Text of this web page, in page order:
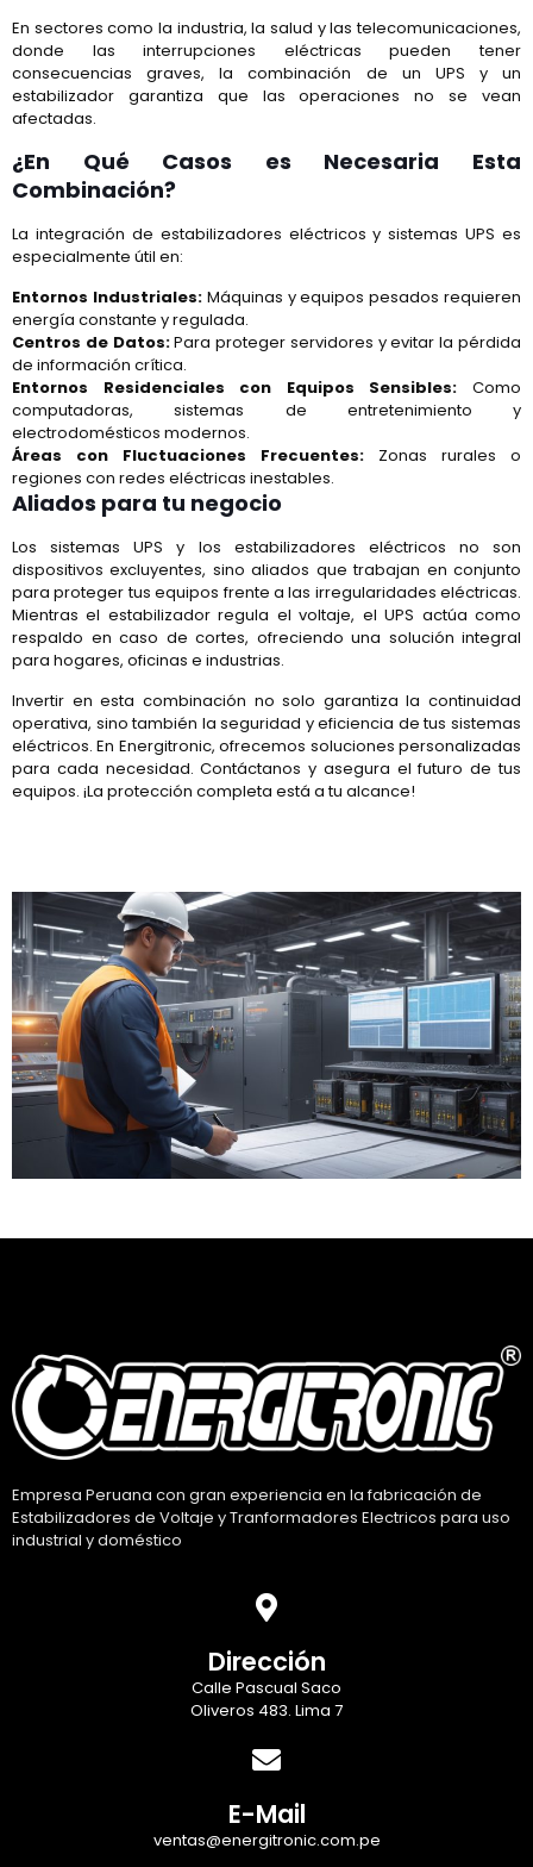
En sectores como la industria, la salud y las telecomunicaciones,
donde las interrupciones eléctricas pueden tener
consecuencias graves, la combinación de un UPS y un
estabilizador garantiza que las operaciones no se vean
afectadas.
¿En Qué Casos es Necesaria Esta
Combinación?
La integración de estabilizadores eléctricos y sistemas UPS es
especialmente útil en:
Entornos Industriales:Máquinas y equipos pesados requieren
energía constante y regulada.
Centros de Datos:Para proteger servidores y evitar la pérdida
de información crítica.
Entornos Residenciales con Equipos Sensibles: Como
computadoras, sistemas de entretenimiento y
electrodomésticos modernos.
Áreas con Fluctuaciones Frecuentes: Zonas rurales o
regiones con redes eléctricas inestables.
Aliados para tu negocio
Los sistemas UPS y los estabilizadores eléctricos no son
dispositivos excluyentes, sino aliados que trabajan en conjunto
para proteger tus equipos frente a las irregularidades eléctricas.
Mientras el estabilizador regula el voltaje, el UPS actúa como
respaldo en caso de cortes, ofreciendo una solución integral
para hogares, oficinas e industrias.
Invertir en esta combinación no solo garantiza la continuidad
operativa, sino también la seguridad y eficiencia de tus sistemas
eléctricos. En Energitronic, ofrecemos soluciones personalizadas
para cada necesidad. Contáctanos y asegura el futuro de tus
equipos. ¡La protección completa está a tu alcance!
Empresa Peruana con gran experiencia en la fabricación de
Estabilizadores de Voltaje y Tranformadores Electricos para uso
industrial y doméstico
Dirección
Calle Pascual Saco
Oliveros 483. Lima 7
E-Mail
ventas@energitronic.com.pe